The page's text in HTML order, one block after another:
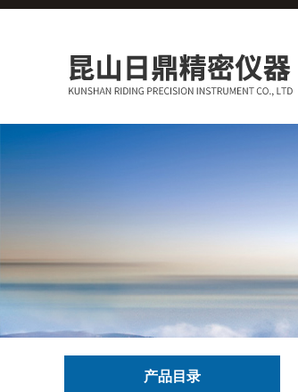
产品目录